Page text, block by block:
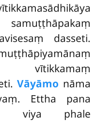
dasseti.
vītikkamaṃ
Vāyāmo nāma
Ettha pana
viya phale